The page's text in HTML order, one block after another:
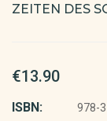
ZEITEN DES
€13.90
ISBN: 978-